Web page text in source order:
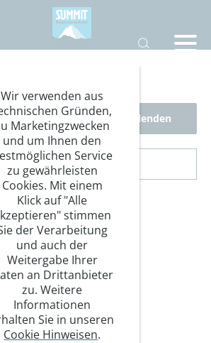
Filter ausblenden
>
Bergsteigen
Wir verwenden aus
Gründen,
Marketingzwecken
und um Ihnen den
Service
zu gewährleisten
Cookies. Mit einem
Klick auf "Alle
stimmen
der Verarbeitung
und auch der
Weitergabe Ihrer
an Drittanbieter
zu. Weitere
Informationen
Sie in unseren
Cookie Hinweisen.